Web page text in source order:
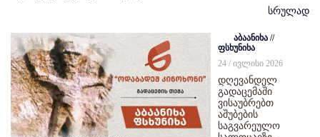
სრულად
აბაანიხა //
ფსხუნიხა
24 / ივლისი 2026
დღევანდელ
გადაცემაში
ვისაუბრებთ
აშუბების
საგვარეულო